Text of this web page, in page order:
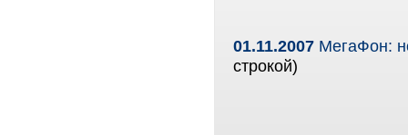
01.11.2007 МегаФон:
строкой)